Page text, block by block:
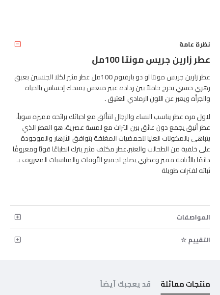
نظرة عامة
عطر زارين جريس مونتا 100مل
عطر زارين جريس مونتا او دو بارفيوم 100مل عطر مثير لكلا الجنسين بعبق
زهري خشبي يخرج حاملاً بين رذاذه عبير منعش يمنحك إحساس بالحياة
والجرأه ويعبر عن اللون الرمادي العتيق .
لاول مره عطر يناسب النساء والرجال لتتألق مع احبائك برائحه مميزه سوياً،
عطر أنيق يجمع دون عائق بين التراث مع لمسة عصرية، هو العطر الذي
يتباهى بالمكونات العليا للحمضيات المغلفة بتوافق الأزهار والموجودة
على خلفية من الطحالب والعنبر،عطر مكثف مثير يترك انطباعًا قويًا ومعروفًا
دائمًا بالأناقة مميز وعطري يصلح لجميع الأوقات والمناسبات المعروف بـ
ثباته لفترات طويلة
المواصفات
التقييم ☆
منتجات مماثلة قد يعجبك أيضاً